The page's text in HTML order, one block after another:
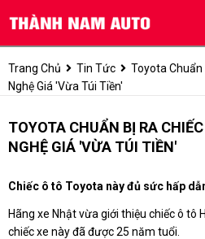
Trang Chủ Tin Tức
Toyota Chuẩn
Nghệ Giá 'vừa Túi Tiền'
TOYOTA CHUẨN BỊ RA
NGHỆ GIÁ 'VỪA TÚI TIỀN'
Chiếc ô tô Toyota này đủ sức hấp
Hãng xe Nhật vừa giới thiệu chiếc ô tô
chiếc xe này đã được 25 năm tuổi.